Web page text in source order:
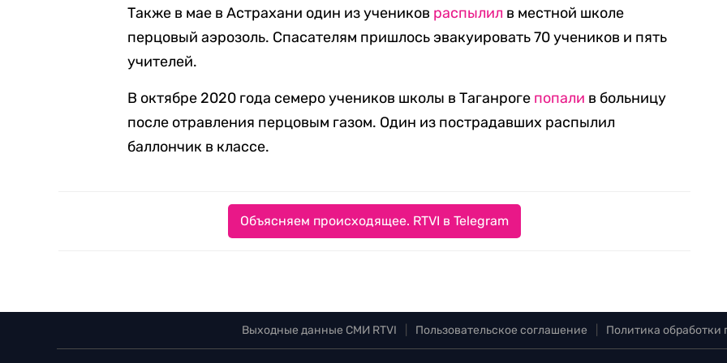
Также в мае в Астрахани один из учеников распылил в местной школе
перцовый аэрозоль. Спасателям пришлось эвакуировать 70 учеников и пять
учителей.
В октябре 2020 года семеро учеников школы в Таганроге попали в больницу
после отравления перцовым газом. Один из пострадавших распылил
баллончик в классе.
Объясняем происходящее. RTVI в Telegram
Выходные данные СМИ RTVI Пользовательское соглашение Политика